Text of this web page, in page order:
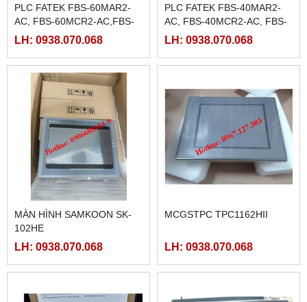
PLC FATEK FBS-60MAR2-
AC, FBS-60MCR2-AC,FBS-
60MAT2-AC, FBS-60MCT2-
LH: 0938.070.068
PLC FATEK FBS-40MAR2-
AC, FBS-40MCR2-AC, FBS-
40MCRT-AC, FBS-40MART-
LH: 0938.070.068
MÀN HÌNH SAMKOON SK-
102HE
LH: 0938.070.068
MCGSTPC TPC1162HII
LH: 0938.070.068